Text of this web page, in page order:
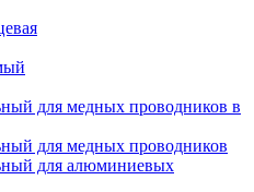
для медных проводников в
для медных проводников
для алюминиевых